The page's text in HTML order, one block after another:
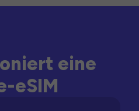
eine
eSIM